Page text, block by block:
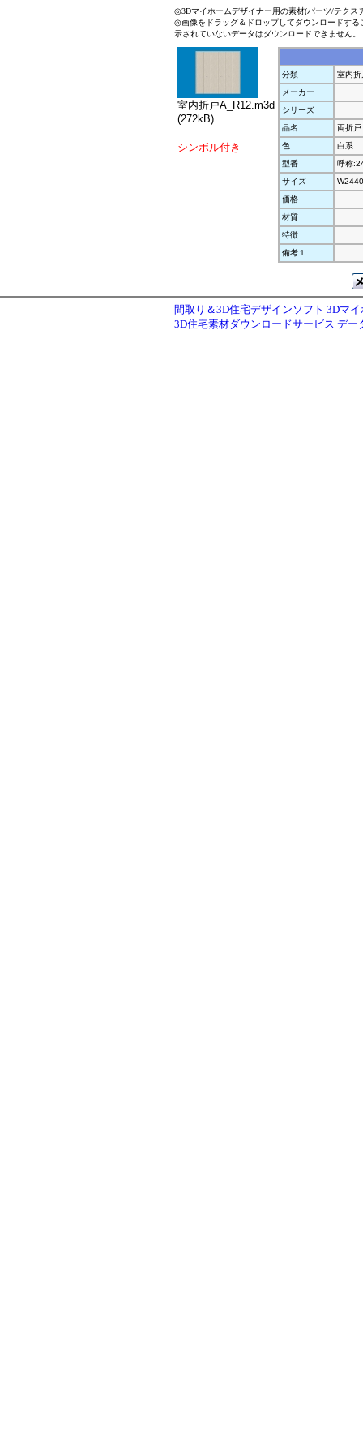
◎3Dマイホームデザイナー用の素材(パーツ/テクス
◎画像をドラッグ＆ドロップしてダウンロードす
示されていないデータはダウンロードできません。
室内折戸A_R12.m3d
(272kB)
シンボル付き
分類
室内折
メーカー
シリーズ
品名
両折
色
白系
型番
呼称
サイズ
価格
材質
特徴
備考１
間取り＆3D住宅デザインソフト 3Dマ
3D住宅素材ダウンロードサービス デー